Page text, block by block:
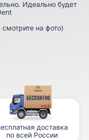
Идеально будет
на фото)
доставка
по всей России